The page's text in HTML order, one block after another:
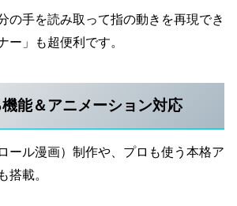
の手を読み取って指の動きを再現でき
ー」も超便利です。
能＆アニメーション対応
ール漫画）制作や、プロも使う本格ア
搭載。